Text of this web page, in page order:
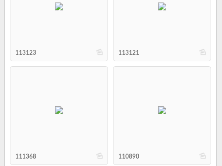
b
113123 b
113121
b
111368 b
110890